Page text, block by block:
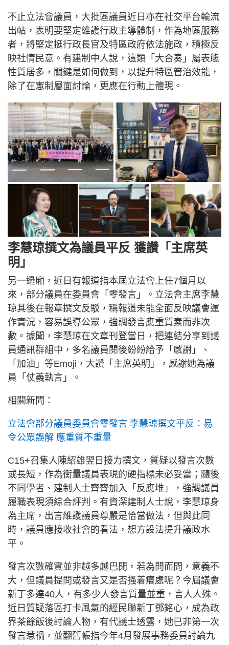
不止立法會議員，大批區議員近日亦在社交平台輪流
出帖，表明要堅定維護行政主導體制，作為地區服務
者，將堅定挺行政長官及特區政府依法施政，積極反
映社情民意。有建制中人說，這類「大合奏」屬表態
性質居多，關鍵是如何做到，以提升特區管治效能，
除了在憲制層面討論，更應在行動上體現。
李慧琼撰文為議員平反 獲讚「主席英
明」
另一邊廂，近日有報道指本屆立法會上任7個月以
來，部分議員在委員會「零發言」。立法會主席李慧
琼其後在報章撰文反駁，稱報道未能全面反映議會運
作實況，容易誤導公眾，強調發言應重質素而非次
數。據聞，李慧琼在文章刊登當日，把連結分享到議
員通訊群組中，多名議員閱後紛紛給予「感謝」、
「加油」等Emoji，大讚「主席英明」，感謝她為議
員「仗義執言」。
相關新聞：
立法會部分議員委員會零發言 李慧琼撰文平反：易
令公眾誤解 應重質不重量
C15+召集人陳紹雄翌日接力撰文，質疑以發言次數
或長短，作為衡量議員表現的硬指標未必妥當；隨後
不同學者、建制人士齊齊加入「反應堆」，強調議員
履職表現須綜合評判。有資深建制人士說，李慧琼身
為主席，出言維護議員尊嚴是恰當做法，但與此同
時，議員應接收社會的看法，想方設法提升議政水
平。
發言次數確實並非越多越巴閉，若為問而問，意義不
大，但議員提問或發言又是否搔着癢處呢？今屆議會
新丁多達40人，有多少人發言質量並重，言人人殊。
近日質疑落區打卡風氣的經民聯新丁鄧銘心，成為政
界茶餘飯後討論人物，有代議士透露，她已非第一次
發言惹禍，並翻舊帳指今年4月發展事務委員討論九